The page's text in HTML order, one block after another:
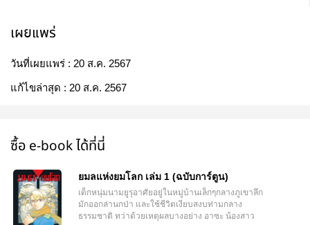
เผยแพร่
วันที่เผยแพร่ : 20 ส.ค. 2567
แก้ไขล่าสุด : 20 ส.ค. 2567
ซื้อ e-book ได้ที่นี่
ยมลแห่งยมโลก เล่ม 1 (ฉบับการ์ตูน)
เด็กหนุ่มนามยูรุอาศัยอยู่ในหมู่บ้านเล็กๆกลางภูเขาลึก
มักออกล่านกป่า และใช้ชีวิตเงียบสงบท่ามกลาง
ธรรมชาติ ทว่าด้วยเหตุผลบางอย่าง อาซะ น้องสาว